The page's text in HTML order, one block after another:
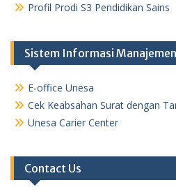
Profil Prodi S3 Pendidikan Sains
Sistem Informasi Manajemen
E-office Unesa
Cek Keabsahan Surat dengan
Unesa Carier Center
Contact Us